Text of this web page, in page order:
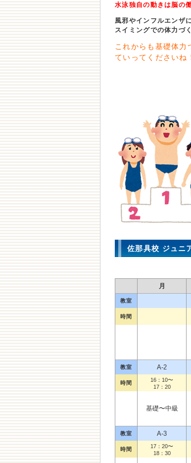
水泳独自の動きは脳の
風邪やインフルエンザ
スイミングでの体力づ
これからも基礎体力
ていってくださいね
佐那具校 ジュニ
月
教室
時間
教室 A-2
時間
16：10〜
17：20
基礎〜中級
教室 A-3
時間
17：20〜
18：30